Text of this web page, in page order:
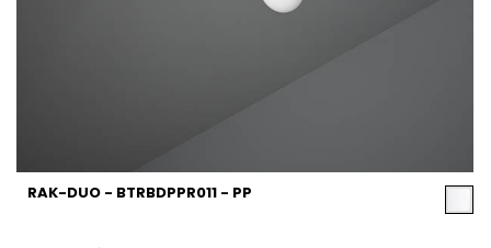
RAK-DUO - BTRBDPPR011 - PP